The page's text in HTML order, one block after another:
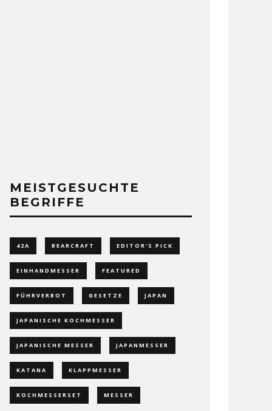
MEISTGESUCHTE
BEGRIFFE
42A BEARCRAFT EDITOR'S PICK
EINHANDMESSER FEATURED
FÜHRVERBOT GESETZE JAPAN
JAPANISCHE KOCHMESSER
JAPANISCHE MESSER JAPANMESSER
KATANA KLAPPMESSER
KOCHMESSERSET MESSER